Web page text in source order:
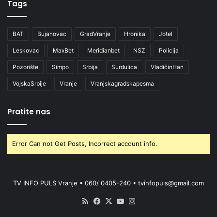
Tags
BAT Bujanovac GradVranje Hronika Jotel
Leskovac MaxBet Meridianbet NSZ Policija
Pozorište Simpo Srbija Surdulica VladičinHan
VojskaSrbije Vranje Vranjskagradskapesma
Pratite nas
Error Can not Get Posts, Incorrect account info.
TV INFO PULS Vranje • 060/ 0405-240 • tvinfopuls@gmail.com
RSS Facebook
X YouTube